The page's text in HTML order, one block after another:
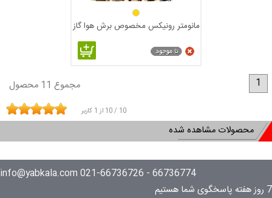
مانومتر رونیکس مخصوص برش هوا گاز
1 مجموع 11 محصول
10 / 10 از 1 کاربر
محصولات مشاهده شده
66736774 - 021-66736726 info@yabkala.com
7 روز هفته پاسخگوی شما هستیم